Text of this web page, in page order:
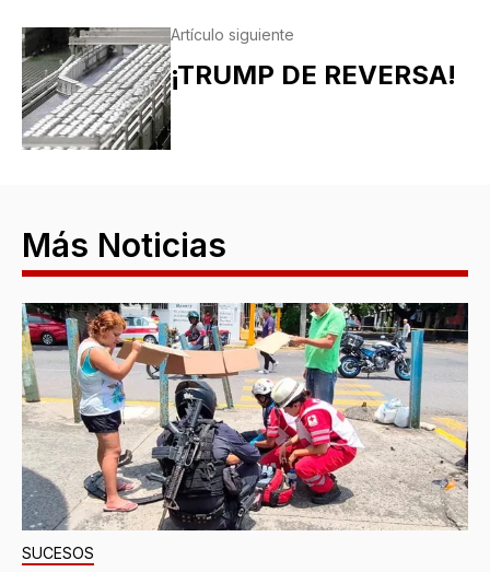
Artículo siguiente
¡TRUMP DE REVERSA!
Más Noticias
SUCESOS